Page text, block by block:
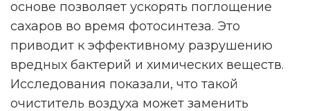
основе позволяет ускорять поглощение
сахаров во время фотосинтеза. Это
приводит к эффективному разрушению
вредных бактерий и химических веществ.
Исследования показали, что такой
очиститель воздуха может заменить